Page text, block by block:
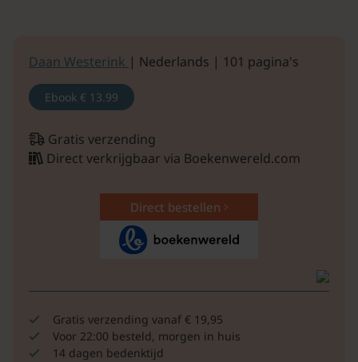
Daan Westerink | Nederlands | 101 pagina's
Ebook € 13.99
Gratis verzending
Direct verkrijgbaar via Boekenwereld.com
Direct bestellen
Gratis verzending vanaf € 19,95
Voor 22:00 besteld, morgen in huis
14 dagen bedenktijd